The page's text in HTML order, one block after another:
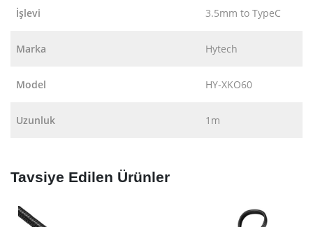
İşlevi 3.5mm to TypeC
Marka Hytech
Model HY-XKO60
Uzunluk 1m
Tavsiye Edilen Ürünler